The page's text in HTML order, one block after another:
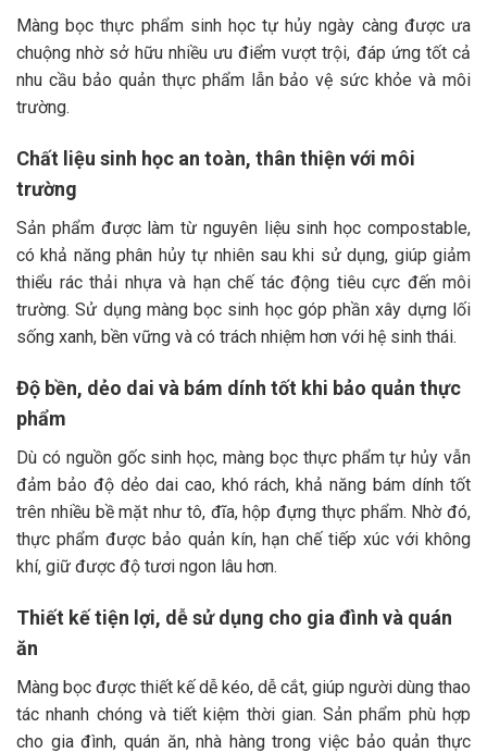
Màng bọc thực phẩm sinh học tự hủy ngày càng được ưa
chuộng nhờ sở hữu nhiều ưu điểm vượt trội, đáp ứng tốt cả
nhu cầu bảo quản thực phẩm lẫn bảo vệ sức khỏe và môi
trường.
Chất liệu sinh học an toàn, thân thiện với môi
trường
Sản phẩm được làm từ nguyên liệu sinh học compostable,
có khả năng phân hủy tự nhiên sau khi sử dụng, giúp giảm
thiểu rác thải nhựa và hạn chế tác động tiêu cực đến môi
trường. Sử dụng màng bọc sinh học góp phần xây dựng lối
sống xanh, bền vững và có trách nhiệm hơn với hệ sinh thái.
Độ bền, dẻo dai và bám dính tốt khi bảo quản thực
phẩm
Dù có nguồn gốc sinh học, màng bọc thực phẩm tự hủy vẫn
đảm bảo độ dẻo dai cao, khó rách, khả năng bám dính tốt
trên nhiều bề mặt như tô, đĩa, hộp đựng thực phẩm. Nhờ đó,
thực phẩm được bảo quản kín, hạn chế tiếp xúc với không
khí, giữ được độ tươi ngon lâu hơn.
Thiết kế tiện lợi, dễ sử dụng cho gia đình và quán
ăn
Màng bọc được thiết kế dễ kéo, dễ cắt, giúp người dùng thao
tác nhanh chóng và tiết kiệm thời gian. Sản phẩm phù hợp
cho gia đình, quán ăn, nhà hàng trong việc bảo quản thực